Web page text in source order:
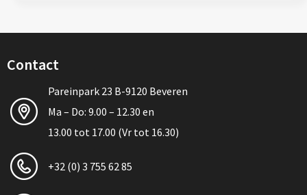
Contact
Pareinpark 23 B-9120 Beveren
Ma – Do: 9.00 – 12.30 en
13.00 tot 17.00 (Vr tot 16.30)
+32 (0) 3 755 62 85